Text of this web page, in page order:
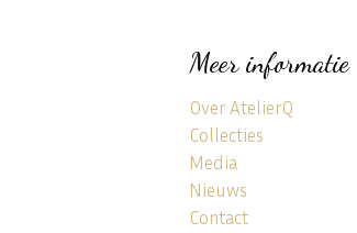
Meer informatie
Over AtelierQ
Collecties
Media
Nieuws
Contact